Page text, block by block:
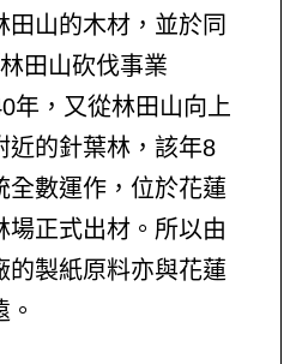
田山的木材，並於同
田山砍伐事業
年，又從林田山向上
近的針葉林，該年8
全數運作，位於花蓮
場正式出材。所以由
的製紙原料亦與花蓮